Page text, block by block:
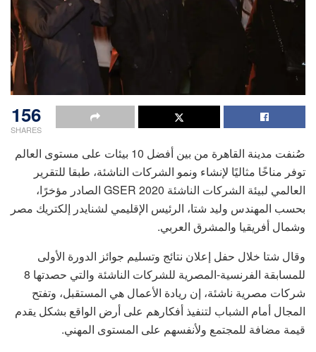
156
SHARES
صُنفت مدينة القاهرة من بين أفضل 10 بيئات على مستوى العالم
توفر مناخًا مثاليًا لإنشاء ونمو الشركات الناشئة، طبقا للتقرير
العالمي لبيئة الشركات الناشئة GSER 2020 الصادر مؤخرًا،
بحسب المهندس وليد شتا، الرئيس الإقليمي لشنايدر إلكتريك مصر
وشمال أفريقيا والمشرق العربي.
وقال شتا خلال حفل إعلان نتائج وتسليم جوائز الدورة الأولى
للمسابقة الفرنسية-المصرية للشركات الناشئة والتي حصدتها 8
شركات مصرية ناشئة، إن ريادة الأعمال هي المستقبل، وتفتح
المجال أمام الشباب لتنفيذ أفكارهم على أرض الواقع بشكل يقدم
قيمة مضافة للمجتمع ولأنفسهم على المستوى المهني.